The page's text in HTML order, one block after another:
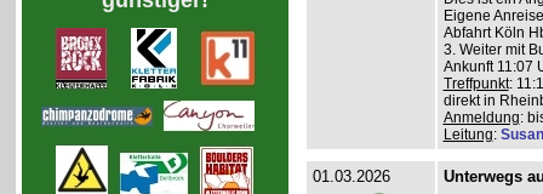
Eigene
Abfahrt Köln
3. Weiter mit
Ankunft 11:07
Treffpunkt:
direkt in
Anmeldung:
Leitung:
01.03.2026 Unterwegs